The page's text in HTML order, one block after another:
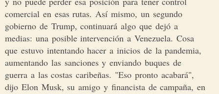
comercial en esas rutas. Así mismo, un segundo
gobierno de Trump, continuará algo que dejó a
medias: una posible intervención a Venezuela. Cosa
que estuvo intentando hacer a inicios de la pandemia,
aumentando las sanciones y enviando buques de
guerra a las costas caribeñas. "Eso pronto acabará",
dijo Elon Musk, su amigo y financista de campaña, en